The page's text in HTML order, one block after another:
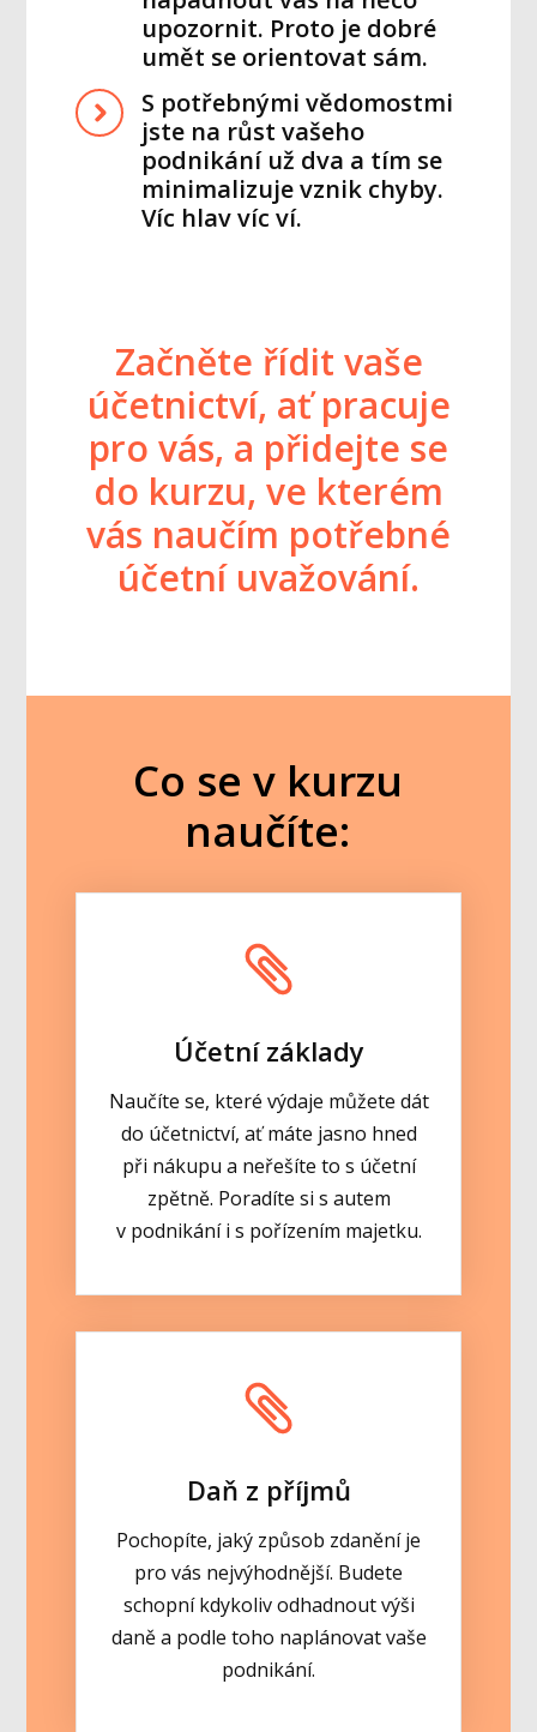
upozornit. Proto je dobré
umět se orientovat sám.
S potřebnými vědomostmi
jste na růst vašeho
podnikání už dva a tím se
minimalizuje vznik chyby.
Víc hlav víc ví.
Začněte řídit vaše
účetnictví, ať pracuje
pro vás, a přidejte se
do kurzu, ve kterém
vás naučím potřebné
účetní uvažování.
Co se v kurzu
naučíte:
Účetní základy
Naučíte se, které výdaje můžete dát
do účetnictví, ať máte jasno hned
při nákupu a neřešíte to s účetní
zpětně. Poradíte si s autem
v podnikání i s pořízením majetku.
Daň z příjmů
Pochopíte, jaký způsob zdanění je
pro vás nejvýhodnější. Budete
schopní kdykoliv odhadnout výši
daně a podle toho naplánovat vaše
podnikání.